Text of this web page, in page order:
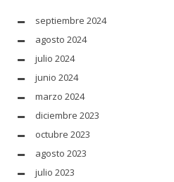
septiembre 2024
agosto 2024
julio 2024
junio 2024
marzo 2024
diciembre 2023
octubre 2023
agosto 2023
julio 2023